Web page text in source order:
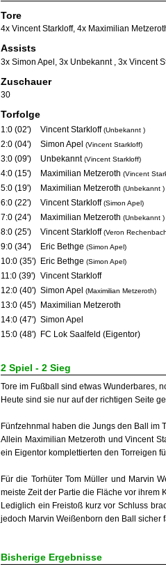
Tore
4x Vincent Starkloff, 4x Maximilian
Assists
3x Simon Apel 3x Unbekannt 3x Vincent
Zuschauer
30
Torfolge
1:0 (02') Vincent Starkloff(Unbekannt )
2:0 (04') Simon Apel (Vincent Starkloff)
3:0 (09') Unbekannt(Vincent Starkloff)
4:0 (15') Maximilian Metzeroth (Vincent
5:0 (19') Maximilian Metzeroth (Unbekannt )
6:0 (22') Vincent Starkloff(Simon Apel)
7:0 (24') Maximilian Metzeroth (Unbekannt )
8:0 (25') Vincent Starkloff(Veron
9:0 (34') Eric Bethge (Simon Apel)
10:0 (35') Eric Bethge (Simon Apel)
11:0 (39') Vincent Starkloff
12:0 (40') Simon Apel (Maximilian Metzeroth)
13:0 (45') Maximilian Metzeroth
14:0 (47') Simon Apel
15:0 (48') FC Lok Saalfeld (Eigentor)
2 Spiel - 2 Sieg
Tore im Fußball sind etwas Wunderbares,
Heute sind sie nur auf der richtigen Seite
Fünfzehnmal haben die Jungs den Ball im
Allein Maximilian Metzeroth und Vincent
ein Eigentor komplettierten den Torreigen
Für die Torhüter Tom Müller und Marvin
meiste Zeit der Partie die Fläche vor ihrem
Lediglich ein Freistoß kurz vor Schluss
jedoch Marvin Weißenborn den Ball sicher
Bisherige Ergebnisse